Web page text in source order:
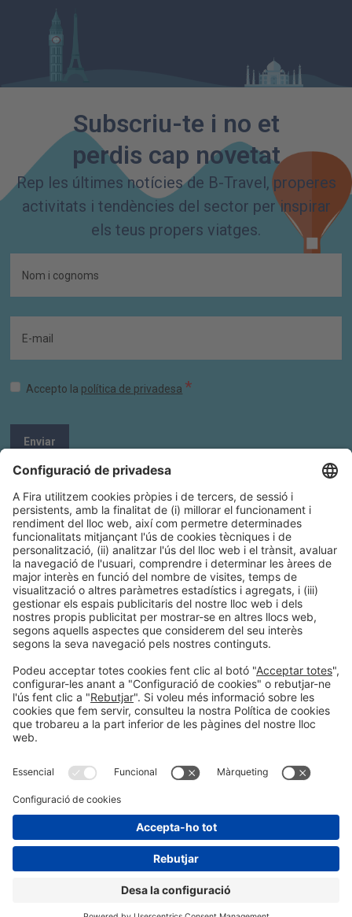
Subscriu-te i no et
perdis cap novetat
Rep les últimes notícies de B-Travel, properes
activitats i tendències del sector per inspirar
els teus propers viatges.
Accepto la política de privadesa *
Normes d’admissió de salons de Fira de Barcelona
A continuació, detallem les normes per a accedir a qualsevol dels
recintes de Fira Barcelona.
Haz clic aquí
generalAvís legalPolítica de privacidadPolítica de
#BTravel
© 2026 Fira de Barcelona